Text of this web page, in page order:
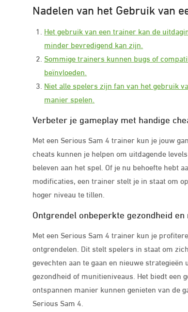
Nadelen van het Gebruik van
Het gebruik van een trainer kan de
minder bevredigend kan zijn.
Sommige trainers kunnen bugs of
beïnvloeden.
Niet alle spelers zijn fan van het gebruik
manier spelen.
Verbeter je gameplay met handige
Met een Serious Sam 4 trainer kun je jouw
cheats kunnen je helpen om uitdagende
beleven aan het spel. Of je nu behoefte hebt
modificaties, een trainer stelt je in staat om
hoger niveau te tillen.
Ontgrendel onbeperkte gezondheid
Met een Serious Sam 4 trainer kun je
ontgrendelen. Dit stelt spelers in staat om
gevechten aan te gaan en nieuwe
gezondheid of munitieniveaus. Het biedt een
ontspannen manier kunnen genieten van de
Serious Sam 4.